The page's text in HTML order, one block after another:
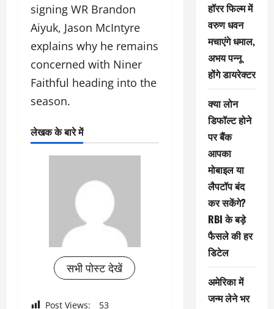
signing WR Brandon
Aiyuk, Jason McIntyre
explains why he remains
concerned with Niner
Faithful heading into the
season.
लेखक के बारे में
सभी पोस्ट देखें
Post Views: 53
हॉरर फिल्म में
वरुण धवन
मचाएंगे धमाल,
अभय पन्नू
होंगे डायरेक्टर
क्या लोन
डिफॉल्ट होने
पर बैंक
आपका
मोबाइल या
लैपटॉप बंद
कर सकेंगे?
RBI के बड़े
फैसले की हर
डिटेल
अमेरिका में
जन्म लेने भर